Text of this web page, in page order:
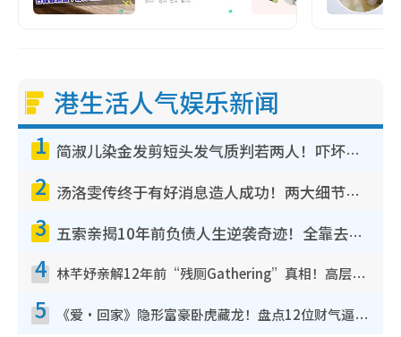
港生活人气娱乐新闻
1 简淑儿染金发剪短头发气质判若两人！吓坏老公麦大力都认不出：“你做什么？”
2 汤洛雯传终于有好消息造人成功！两大细节曝孕味极浓引猜测：大肚婆先会咁！
3 五索亲揭10年前负债人生逆袭奇迹！全靠去一地方转运后即遇上马先生
4 林芊妤亲解12年前“残厕Gathering”真相！高层解约一句话重创尊严，至今拒返TVB
5 《爱·回家》隐形富豪卧虎藏龙！盘点12位财气逼人的有钱艺人：这位美女3亿身家不愁做